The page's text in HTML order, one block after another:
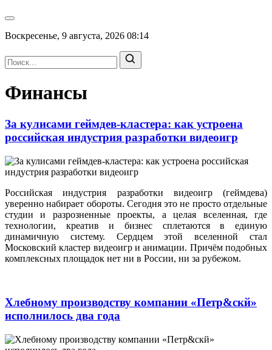
Воскресенье, 9 августа, 2026 08:14
Финансы
За кулисами геймдев-кластера: как устроена
российская индустрия разработки видеоигр
Российская индустрия разработки видеоигр (геймдева)
уверенно набирает обороты. Сегодня это не просто отдельные
студии и разрозненные проекты, а целая вселенная, где
технологии, креатив и бизнес сплетаются в единую
динамичную систему. Сердцем этой вселенной стал
Московский кластер видеоигр и анимации. Причём подобных
комплексных площадок нет ни в России, ни за рубежом.
Хлебному производству компании «Петр&скй»
исполнилось два года